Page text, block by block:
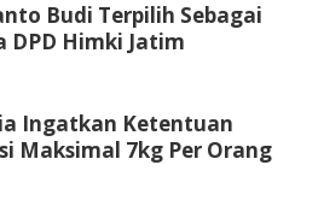
Budi Terpilih Sebagai
DPD Himki Jatim
Ingatkan Ketentuan
Maksimal 7kg Per Orang